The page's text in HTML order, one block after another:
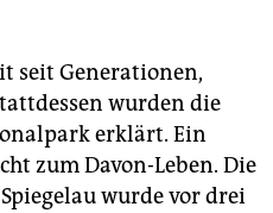
seit Generationen,
wurden die
erklärt. Ein
zum Davon-Leben. Die
wurde vor drei